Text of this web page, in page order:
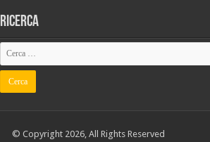
Ricerca
© Copyright 2026, All Rights Reserved